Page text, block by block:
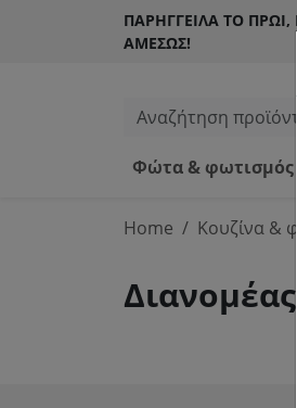
ΠΑΡΉΓΓΕΙΛΑ ΤΟ ΠΡΩΊ,
ΑΜΈΣΩΣ!
Αναζήτηση προϊόντων
Φώτα & φωτισμός
Home Κουζίνα &